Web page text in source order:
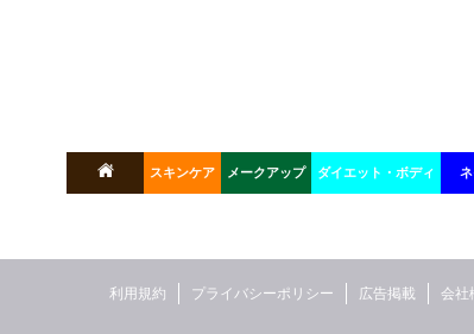
スキンケア メークアップ ダイエット・ボディ
会社
広告掲載
プライバシーポリシー
利用規約